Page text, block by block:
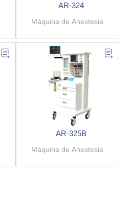
AR-324
Máquina de Anestesia
AR-325B
Máquina de Anestesia